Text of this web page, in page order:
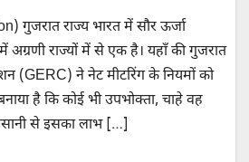
गुजरात राज्य भारत में सौर ऊर्जा
अग्रणी राज्यों में से एक है। यहाँ की गुजरात
(GERC) ने नेट मीटरिंग के नियमों को
है कि कोई भी उपभोक्ता, चाहे वह
से इसका लाभ […]